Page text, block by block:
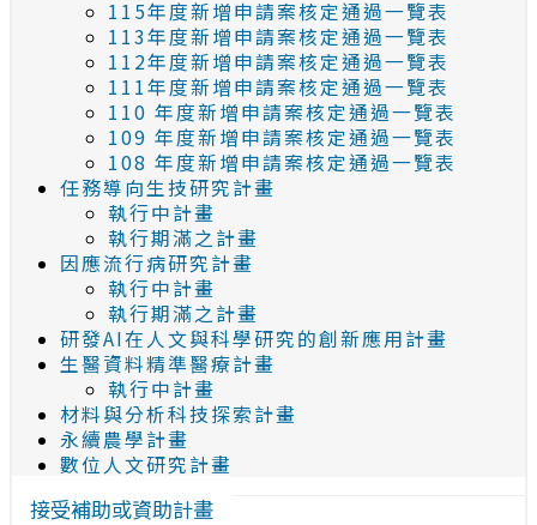
115年度新增申請案核定通過一覽表
113年度新增申請案核定通過一覽表
112年度新增申請案核定通過一覽表
111年度新增申請案核定通過一覽表
110 年度新增申請案核定通過一覽表
109 年度新增申請案核定通過一覽表
108 年度新增申請案核定通過一覽表
任務導向生技研究計畫
執行中計畫
執行期滿之計畫
因應流行病研究計畫
執行中計畫
執行期滿之計畫
研發AI在人文與科學研究的創新應用計畫
生醫資料精準醫療計畫
執行中計畫
材料與分析科技探索計畫
永續農學計畫
數位人文研究計畫
接受補助或資助計畫